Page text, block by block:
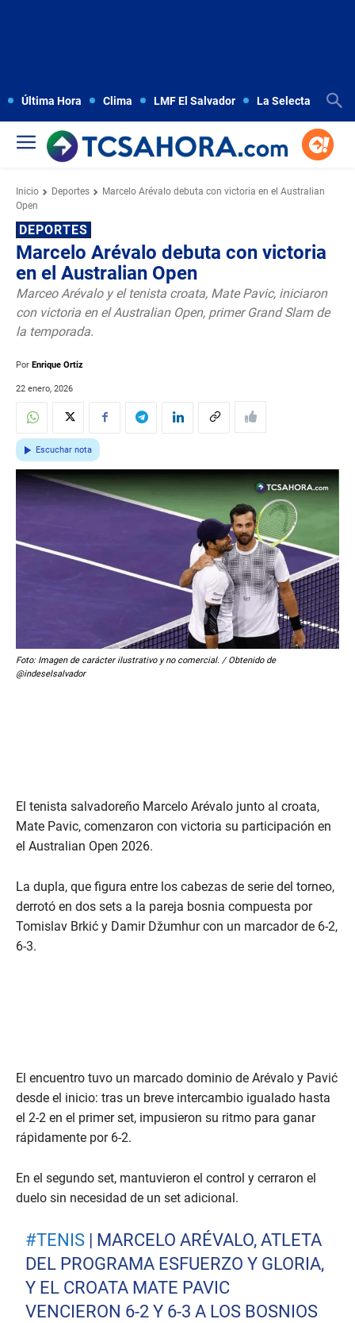
Última Hora Clima LMF El Salvador La Selecta
Inicio Deportes
Marcelo Arévalo debuta con victoria en el Australian
Open
DEPORTES
Marcelo Arévalo debuta con victoria
en el Australian Open
Marceo Arévalo y el tenista croata, Mate Pavic, iniciaron
con victoria en el Australian Open, primer Grand Slam de
la temporada.
Por Enrique Ortiz
22 enero, 2026
Escuchar nota
Foto: Imagen de carácter ilustrativo y no comercial. / Obtenido de
@indeselsalvador
El tenista salvadoreño Marcelo Arévalo junto al croata,
Mate Pavic, comenzaron con victoria su participación en
el Australian Open 2026.
La dupla, que figura entre los cabezas de serie del torneo,
derrotó en dos sets a la pareja bosnia compuesta por
Tomislav Brkić y Damir Džumhur con un marcador de 6-2,
6-3.
El encuentro tuvo un marcado dominio de Arévalo y Pavić
desde el inicio: tras un breve intercambio igualado hasta
el 2-2 en el primer set, impusieron su ritmo para ganar
rápidamente por 6-2.
En el segundo set, mantuvieron el control y cerraron el
duelo sin necesidad de un set adicional.
#TENIS | MARCELO ARÉVALO, ATLETA
DEL PROGRAMA ESFUERZO Y GLORIA,
Y EL CROATA MATE PAVIC
VENCIERON 6-2 Y 6-3 A LOS BOSNIOS